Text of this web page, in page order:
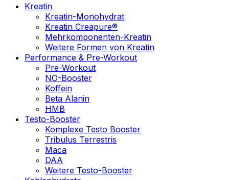
Kreatin
Kreatin-Monohydrat
Kreatin Creapure®
Mehrkomponenten-Kreatin
Weitere Formen von Kreatin
Performance & Pre-Workout
Pre-Workout
NO-Booster
Koffein
Beta Alanin
HMB
Testo-Booster
Komplexe Testo Booster
Tribulus Terrestris
Maca
DAA
Weitere Testo-Booster